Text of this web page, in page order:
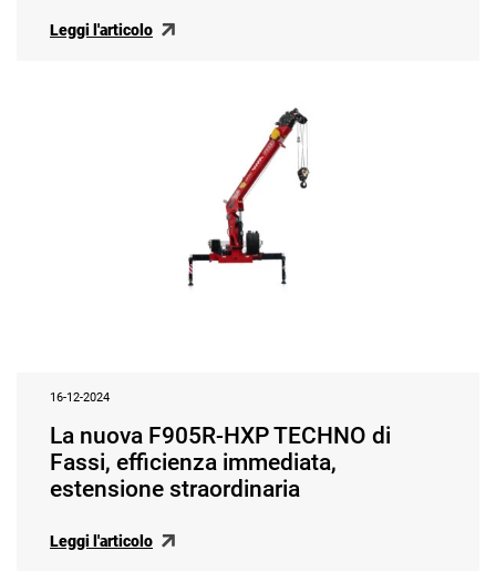
Leggi l'articolo
16-12-2024
La nuova F905R-HXP TECHNO di
Fassi, efficienza immediata,
estensione straordinaria
Leggi l'articolo